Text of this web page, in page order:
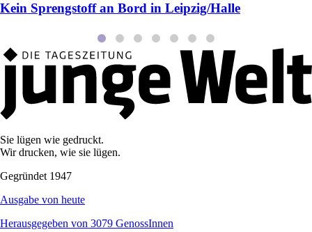
Kein Sprengstoff an Bord in Leipzig/Halle
Sie lügen wie gedruckt.
Wir drucken, wie sie lügen.
Gegründet 1947
Ausgabe von heute
Herausgegeben von 3079 GenossInnen